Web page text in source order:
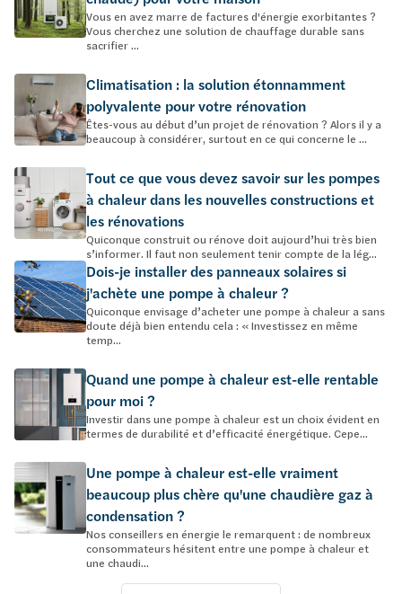
Vous en avez marre de factures d'énergie exorbitantes ?
Vous cherchez une solution de chauffage durable sans
sacrifier ...
Climatisation : la solution étonnamment
polyvalente pour votre rénovation
Êtes-vous au début d’un projet de rénovation ? Alors il y a
beaucoup à considérer, surtout en ce qui concerne le ...
Tout ce que vous devez savoir sur les pompes
à chaleur dans les nouvelles constructions et
les rénovations
Quiconque construit ou rénove doit aujourd’hui très bien
s’informer. Il faut non seulement tenir compte de la lég...
Dois-je installer des panneaux solaires si
j'achète une pompe à chaleur ?
Quiconque envisage d’acheter une pompe à chaleur a sans
doute déjà bien entendu cela : « Investissez en même
temp...
Quand une pompe à chaleur est-elle rentable
pour moi ?
Investir dans une pompe à chaleur est un choix évident en
termes de durabilité et d’efficacité énergétique. Cepe...
Une pompe à chaleur est-elle vraiment
beaucoup plus chère qu'une chaudière gaz à
condensation ?
Nos conseillers en énergie le remarquent : de nombreux
consommateurs hésitent entre une pompe à chaleur et
une chaudi...